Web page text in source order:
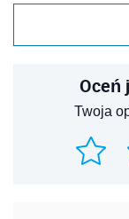
Oceń
Twoja